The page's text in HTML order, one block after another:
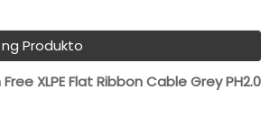
Produkto
XLPE Flat Ribbon Cable Grey PH2.0